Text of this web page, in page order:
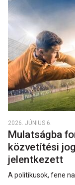
2026. JÚNIUS 6.
Mulatságba
közvetítési
jelentkezett
A politikusok, fene